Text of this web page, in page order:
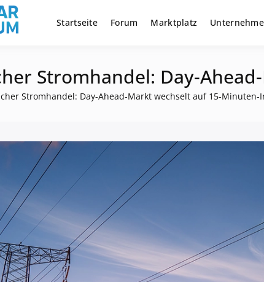
Solar Forum
Deutschlandweit Nr. 1 Forum für gewerbliche Solar
Startseite Forum Marktplatz
Stromhandel: Day-
Stromhandel: Day-Ahead-Markt wechselt auf 15-Minuten-